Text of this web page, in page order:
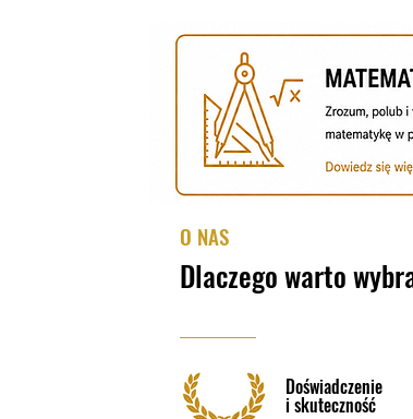
O NAS
​Dlaczego warto
Doświadczenie
​i skuteczność